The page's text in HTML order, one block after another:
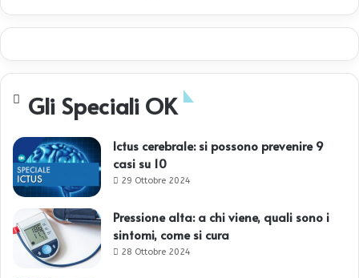
Gli Speciali OK
Ictus cerebrale: si possono prevenire 9
casi su 10
29 Ottobre 2024
Pressione alta: a chi viene, quali sono i
sintomi, come si cura
28 Ottobre 2024